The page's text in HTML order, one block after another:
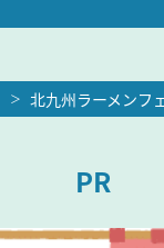
北九州ラーメンフ
PR